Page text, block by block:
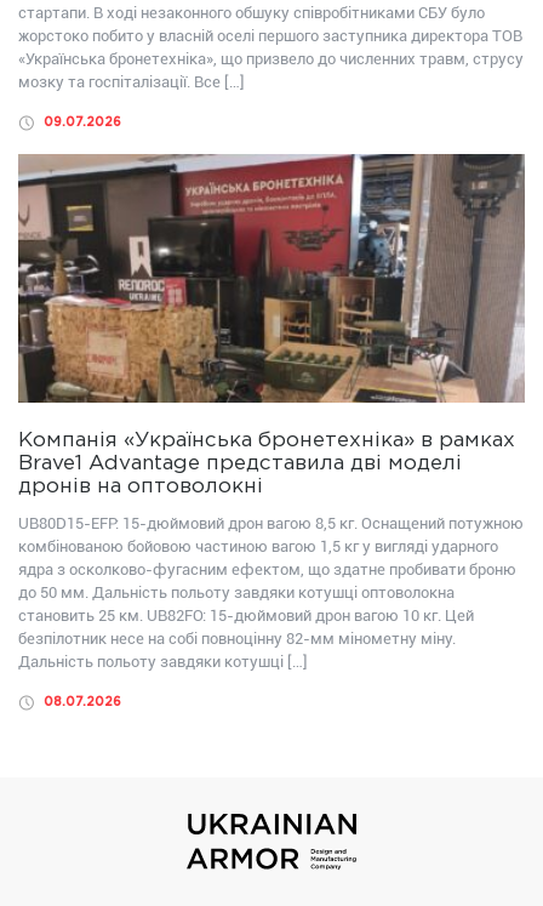
стартапи. В ході незаконного обшуку співробітниками СБУ було
жорстоко побито у власній оселі першого заступника директора ТОВ
«Українська бронетехніка», що призвело до численних травм, струсу
мозку та госпіталізації. Все […]
09.07.2026
Компанія «Українська бронетехніка» в рамках
Brave1 Advantage представила дві моделі
дронів на оптоволокні
UB80D15-EFP: 15-дюймовий дрон вагою 8,5 кг. Оснащений потужною
комбінованою бойовою частиною вагою 1,5 кг у вигляді ударного
ядра з осколково-фугасним ефектом, що здатне пробивати броню
до 50 мм. Дальність польоту завдяки котушці оптоволокна
становить 25 км. UB82FО: 15-дюймовий дрон вагою 10 кг. Цей
безпілотник несе на собі повноцінну 82-мм мінометну міну.
Дальність польоту завдяки котушці […]
08.07.2026